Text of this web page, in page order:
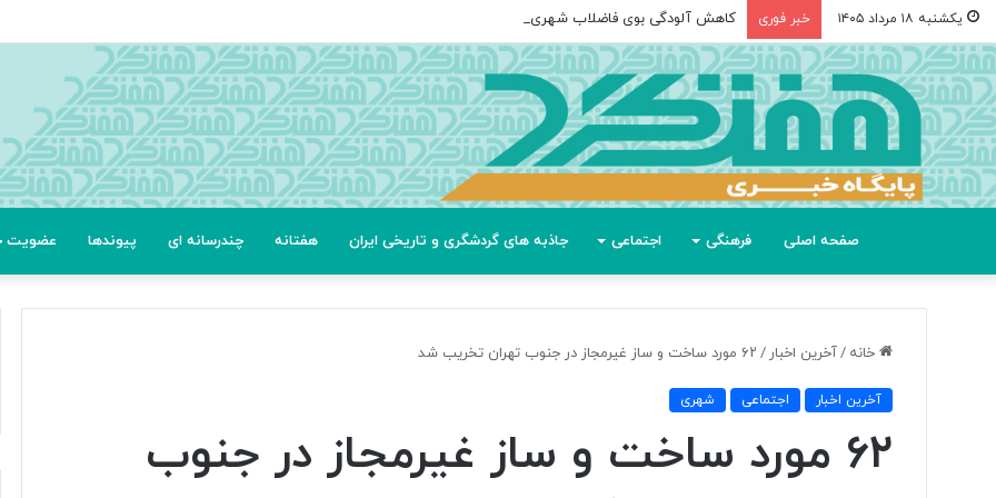
یکشنبه ۱۸ مرداد ۱۴۰۵ خبر فوری کاهش آلودگی بوی فاضلاب شهری و صنعتی
صفحه اصلی فرهنگی اجتماعی جاذبه های گردشگری و تاریخی ایران هفتانه چندرسانه ای پیوندها عضویت
خانه /آخرین اخبار / ۶۲ مورد ساخت و ساز غیرمجاز در جنوب تهران تخریب شد
آخرین اخبار اجتماعی شهری
۶۲ مورد ساخت و ساز غیرمجاز در جنوب